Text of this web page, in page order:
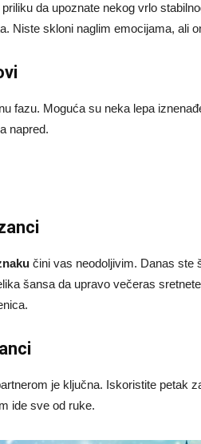
da upoznate nekog vrlo
Niste skloni naglim emocijama, ali
fazu. Moguća su neka lepa
napred.
čini vas neodoljivim. Danas ste
šansa da upravo večeras
je ključna. Iskoristite petak
ide sve od ruke.